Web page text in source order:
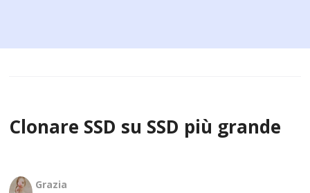
Clonare SSD su SSD più grande
Grazia